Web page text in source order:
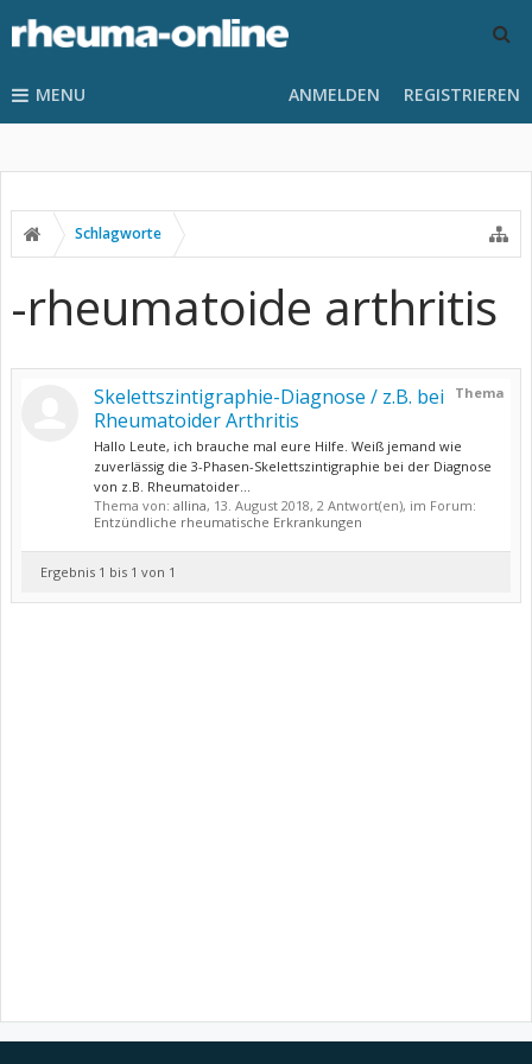
MENU ANMELDEN REGISTRIEREN
Schlagworte
-rheumatoide arthritis
Thema
Skelettszintigraphie-Diagnose / z.B. bei
Rheumatoider Arthritis
Hallo Leute, ich brauche mal eure Hilfe. Weiß jemand wie
zuverlässig die 3-Phasen-Skelettszintigraphie bei der Diagnose
von z.B. Rheumatoider...
Thema von: allina, 13. August 2018, 2 Antwort(en), im Forum:
Entzündliche rheumatische Erkrankungen
Ergebnis 1 bis 1 von 1